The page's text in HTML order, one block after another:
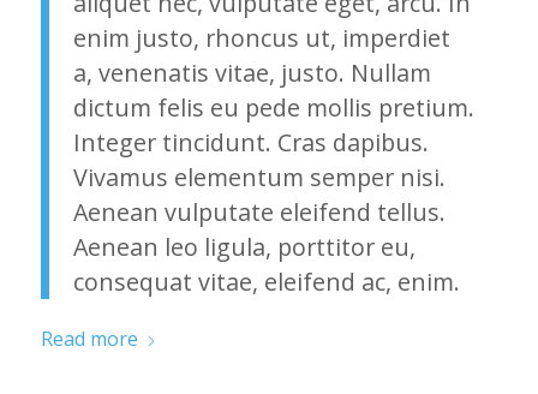
enim justo, rhoncus ut, imperdiet
a, venenatis vitae, justo. Nullam
dictum felis eu pede mollis pretium.
Integer tincidunt. Cras dapibus.
Vivamus elementum semper nisi.
Aenean vulputate eleifend tellus.
Aenean leo ligula, porttitor eu,
consequat vitae, eleifend ac, enim.
Read more